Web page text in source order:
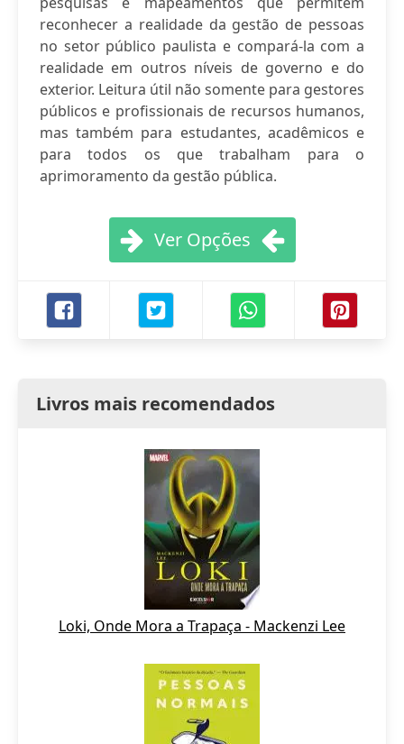
reconhecer a realidade da gestão de pessoas
no setor público paulista e compará-la com a
realidade em outros níveis de governo e do
exterior. Leitura útil não somente para gestores
públicos e profissionais de recursos humanos,
mas também para estudantes, acadêmicos e
para todos os que trabalham para o
aprimoramento da gestão pública.
Ver Opções
Livros mais recomendados
Loki, Onde Mora a Trapaça - Mackenzi Lee